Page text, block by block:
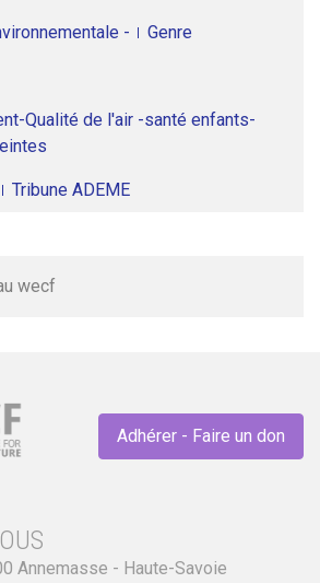
- Genre
Qualité de l'air -santé enfants-
Tribune ADEME
wecf
Adhérer - Faire un don
Annemasse - Haute-Savoie